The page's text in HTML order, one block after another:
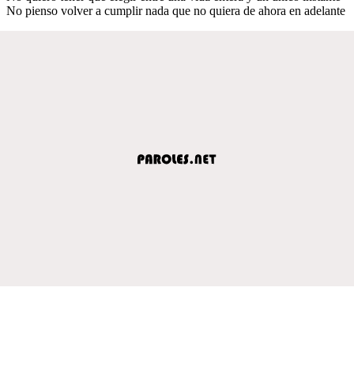
No pienso volver a cumplir nada que no quiera de ahora en adelante